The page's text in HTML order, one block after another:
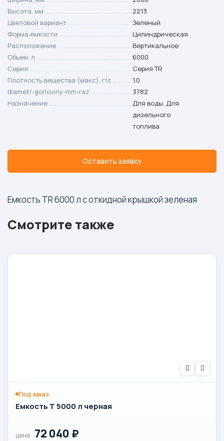
Высота, мм
2213
Цветовой вариант
Зеленый
Форма емкости
Цилиндрическая
Расположение
Вертикальное
Объем, л
6000
Серия
Серия TR
Плотность вещества (макс), г/с
1.0
diametr-gorloviny-mm-raz
3782
Назначение
Для воды, Для
дизельного
топлива
Оставить заявку
Емкость TR 6000 л с откидной крышкой зеленая
Смотрите также
Под заказ
Емкость T 5000 л черная
цена 72 040 ₽